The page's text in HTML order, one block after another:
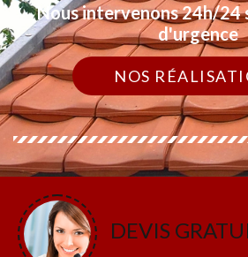
Nous intervenons 24h/24
d'urgence
NOS
DEVIS